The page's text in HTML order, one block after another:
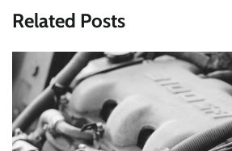
Related Posts